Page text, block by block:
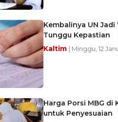
Kembalinya UN
Tunggu Kepastian
Kaltim | Minggu, 12
Harga Porsi MBG di
untuk Penyesuaian